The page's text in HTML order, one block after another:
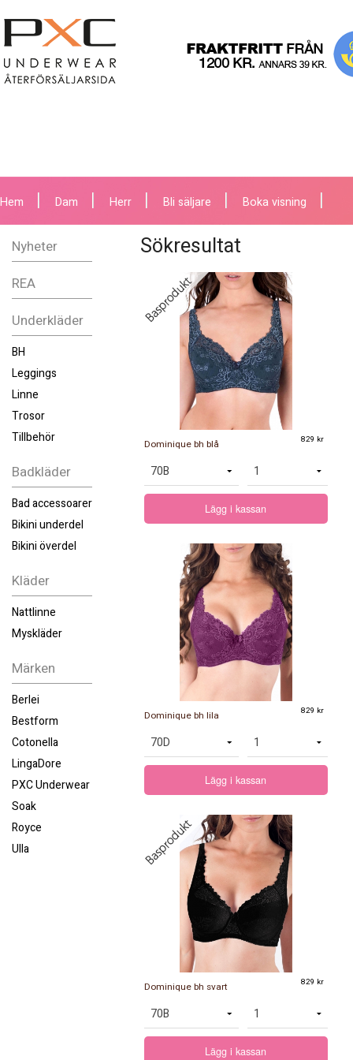
Hem Dam Herr Bli säljare Boka visning
Nyheter
REA
Underkläder
BH
Leggings
Linne
Trosor
Tillbehör
Badkläder
Bad accessoarer
Bikini underdel
Bikini överdel
Kläder
Nattlinne
Myskläder
Märken
Berlei
Bestform
Cotonella
LingaDore
PXC Underwear
Soak
Royce
Ulla
Sökresultat
Dominique bh blå 829 kr
Lägg i kassan
Dominique bh lila 829 kr
Lägg i kassan
Dominique bh svart 829 kr
Lägg i kassan